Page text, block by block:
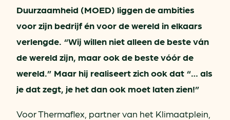
Duurzaamheid (MOED) liggen de ambities
voor zijn bedrijf én voor de wereld in elkaars
verlengde. “Wij willen niet alleen de beste ván
de wereld zijn, maar ook de beste vóór de
wereld.” Maar hij realiseert zich ook dat “… als
je dat zegt, je het dan ook moet laten zien!”
Voor Thermaflex, partner van het Klimaatplein,